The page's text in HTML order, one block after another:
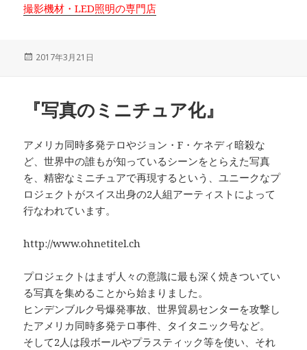
撮影機材・LED照明の専門店
投
2017年3月21日
『写真のミニチュア化』
アメリカ同時多発テロやジョン・F・ケネディ暗殺な
ど、世界中の誰もが知っているシーンをとらえた写真
を、精密なミニチュアで再現するという、ユニークなプ
ロジェクトがスイス出身の2人組アーティストによって
行なわれています。
http://www.ohnetitel.ch
プロジェクトはまず人々の意識に最も深く焼きついてい
る写真を集めることから始まりました。
ヒンデンブルク号爆発事故、世界貿易センターを攻撃し
たアメリカ同時多発テロ事件、タイタニック号など。
そして2人は段ボールやプラスティック等を使い、それ